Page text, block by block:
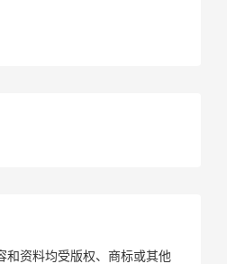
和资料均受版权、商标或其他